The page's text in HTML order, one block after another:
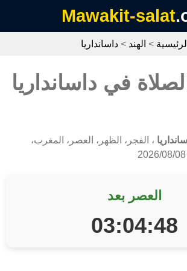
Mawakit-salat
الرئيسية > الهند > داسانداريا
في داسانداريا
، الفجر، الظهر، العصر، المغرب،
العصر بعد
03:04:48